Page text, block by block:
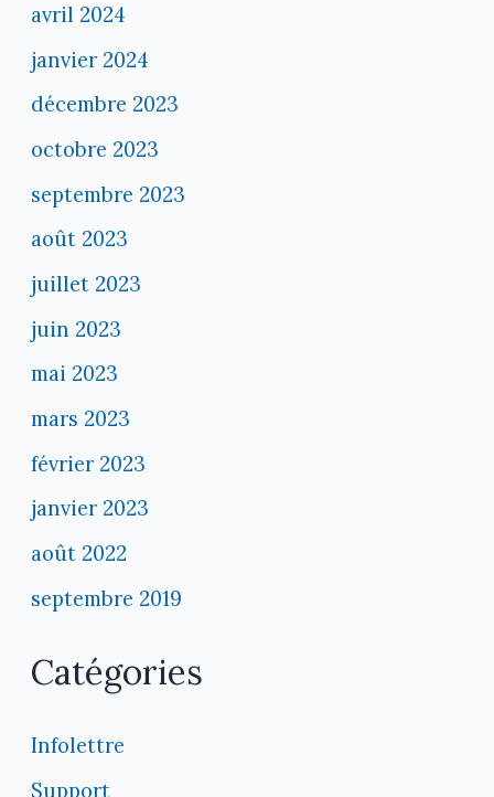
avril 2024
janvier 2024
décembre 2023
octobre 2023
septembre 2023
août 2023
juillet 2023
juin 2023
mai 2023
mars 2023
février 2023
janvier 2023
août 2022
septembre 2019
Catégories
Infolettre
Support